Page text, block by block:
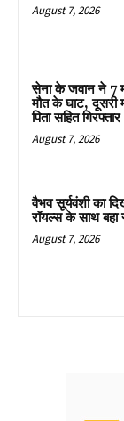
August 7, 2026
सेना के जवान ने 7
मौत के घाट, दूसरी
पिता सहित गिरफ्तार
August 7, 2026
वैभव सूर्यवंशी का
रॉयल्स के साथ बहा
August 7, 2026